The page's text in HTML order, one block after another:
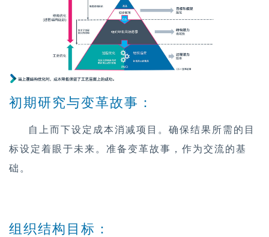
初期研究与变革故事：
自上而下设定成本消减项目。确保结果所需的目
标设定着眼于未来。准备变革故事，作为交流的基
础。
组织结构目标：